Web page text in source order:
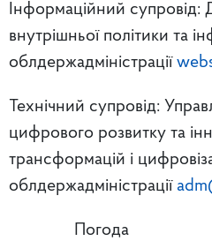
Інформаційний супровід:
внутрішньої політики та
облдержадміністрації
Технічний супровід:
цифрового розвитку та
трансформацій і
облдержадміністрації
Погода